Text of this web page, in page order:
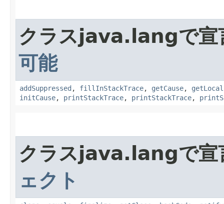
クラスjava.langで宣
可能
addSuppressed , fillInStackTrace, getCause,
initCause, printStackTrace, printStackTrace,
クラスjava.langで宣
ェクト